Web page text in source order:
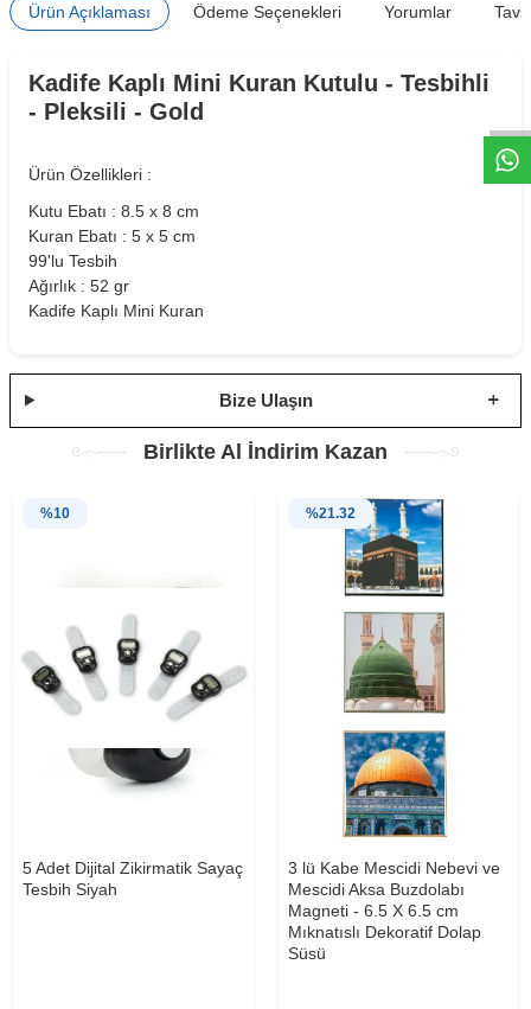
Ürün Açıklaması Ödeme Seçenekleri Yorumlar
Kadife Kaplı Mini Kuran Kutulu - Tesbihli
- Pleksili - Gold
Ürün Özellikleri :
Kutu Ebatı : 8.5 x 8 cm
Kuran Ebatı : 5 x 5 cm
99'lu Tesbih
Ağırlık : 52 gr
Kadife Kaplı Mini Kuran
Bize Ulaşın
Birlikte Al İndirim Kazan
%10
5 Adet Dijital Zikirmatik Sayaç
Tesbih Siyah
%21.32
3 lü Kabe Mescidi Nebevi ve
Mescidi Aksa Buzdolabı
Magneti - 6.5 X 6.5 cm
Mıknatıslı Dekoratif Dolap
Süsü